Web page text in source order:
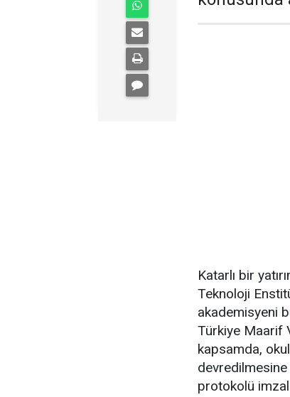
Katarlı bir
Teknoloji
akademisyeni
Türkiye Maarif
kapsamda,
protokolü